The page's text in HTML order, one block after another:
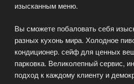
изысканным меню.
Вы сможете побаловать себя
разных кухонь мира. Холодное
кондиционер. сейф для ценных
парковка. Великолепный сервис,
подход к каждому клиенту и